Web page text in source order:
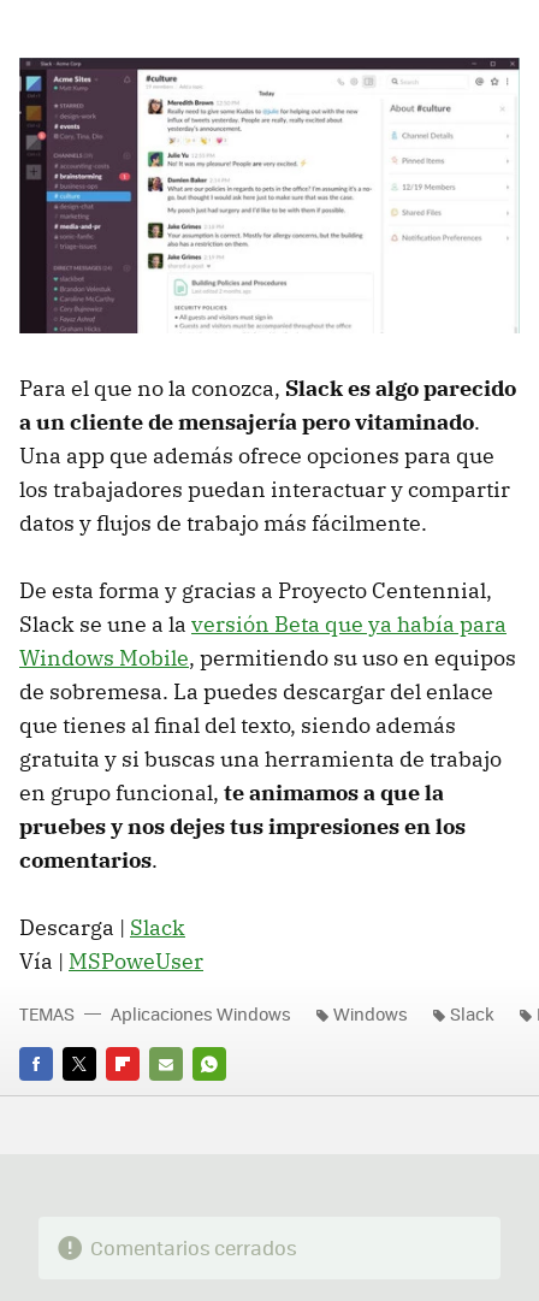
Para el que no la conozca, Slack es algo parecido
a un cliente de mensajería pero vitaminado.
Una app que además ofrece opciones para que
los trabajadores puedan interactuar y compartir
datos y flujos de trabajo más fácilmente.
De esta forma y gracias a Proyecto Centennial,
Slack se une a la versión Beta que ya había para
Windows Mobile, permitiendo su uso en equipos
de sobremesa. La puedes descargar del enlace
que tienes al final del texto, siendo además
gratuita y si buscas una herramienta de trabajo
en grupo funcional, te animamos a que la
pruebes y nos dejes tus impresiones en los
comentarios.
Descarga | Slack
Vía | MSPoweUser
FACEBOOK
TWITTERFLIPBOARD
E-
WHATSAPP
TEMAS Aplicaciones Windows Windows Slack
Comentarios cerrados